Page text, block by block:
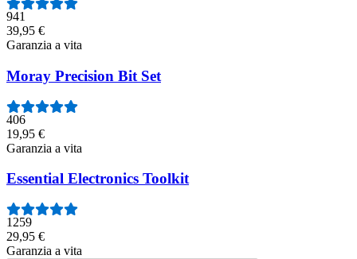
941
39,95 €
Garanzia a vita
Moray Precision Bit Set
406
19,95 €
Garanzia a vita
Essential Electronics Toolkit
1259
29,95 €
Garanzia a vita